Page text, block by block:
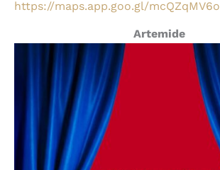
https://maps.app.goo.gl/
Artemide